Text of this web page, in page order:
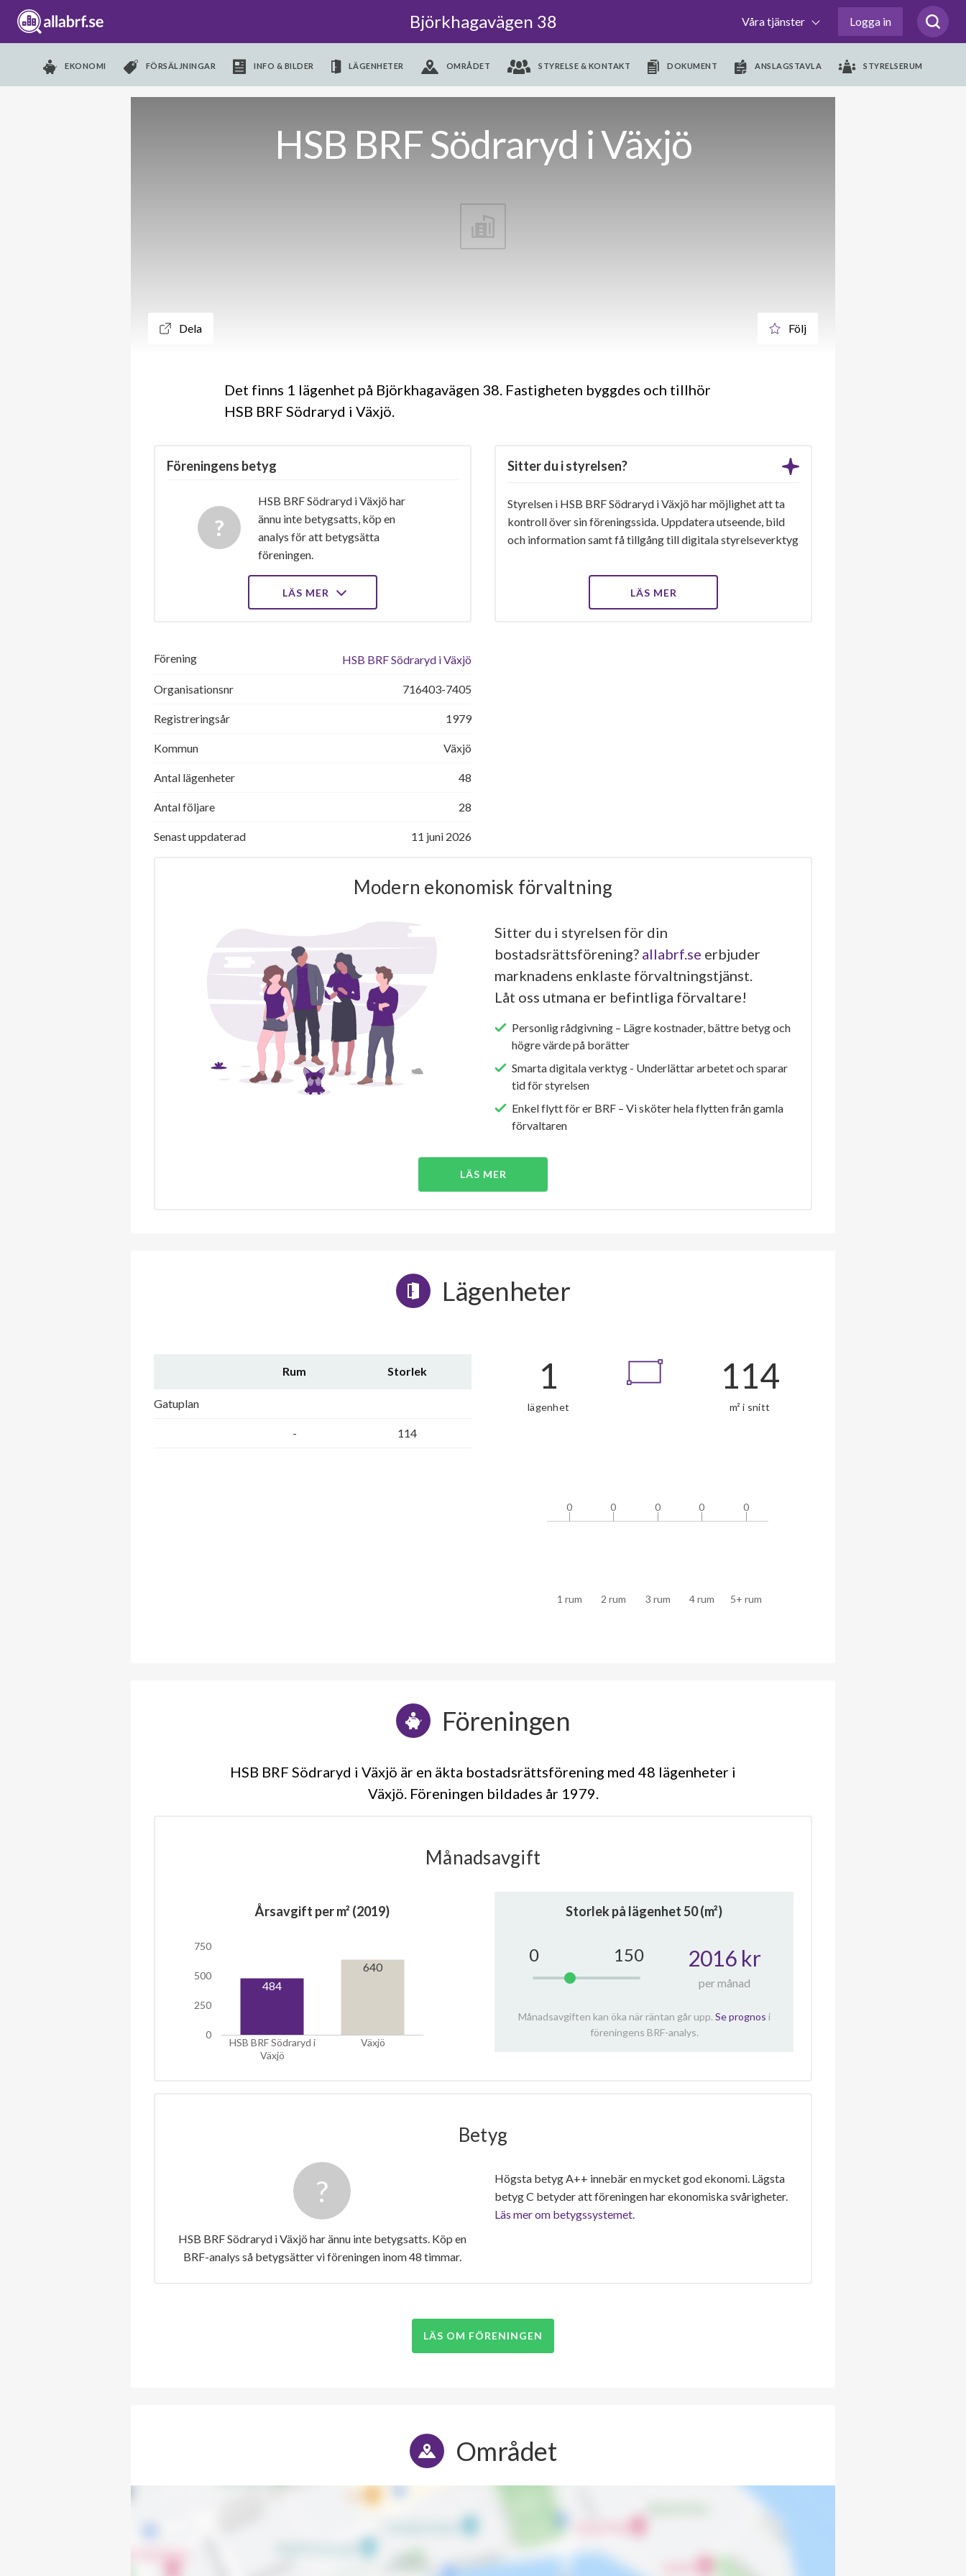
Björkhagavägen 38 Våra tjänster Logga in
EKONOMI FÖRSÄLJNINGAR INFO & BILDER LÄGENHETER OMRÅDET STYRELSE & KONTAKT DOKUMENT ANSLAGSTAVLA STYRELSERUM
HSB BRF Södraryd i Växjö
Dela Följ
Det finns 1 lägenhet på Björkhagavägen 38. Fastigheten byggdes och tillhör
HSB BRF Södraryd i Växjö.
Föreningens betyg
HSB BRF Södraryd i Växjö har
ännu inte betygsatts, köp en
analys för att betygsätta
föreningen.
LÄS MER
Sitter du i styrelsen?
Styrelsen i HSB BRF Södraryd i Växjö har möjlighet att ta
kontroll över sin föreningssida. Uppdatera utseende, bild
och information samt få tillgång till digitala styrelseverktyg
LÄS MER
Förening HSB BRF Södraryd i Växjö
Organisationsnr 716403-7405
Registreringsår 1979
Kommun Växjö
Antal lägenheter 48
Antal följare 28
Senast uppdaterad 11 juni 2026
Modern ekonomisk förvaltning
Sitter du i styrelsen för din
bostadsrättsförening? allabrf.se erbjuder
marknadens enklaste förvaltningstjänst.
Låt oss utmana er befintliga förvaltare!
Personlig rådgivning – Lägre kostnader, bättre betyg och
högre värde på borätter
Smarta digitala verktyg - Underlättar arbetet och sparar
tid för styrelsen
Enkel flytt för er BRF – Vi sköter hela flytten från gamla
förvaltaren
LÄS MER
Lägenheter
Rum Storlek
Gatuplan
- 114
1
lägenhet
114
m² i snitt
1 rum 2 rum 3 rum 4 rum 5+ rum
0
0 0
0 0
0 0
0 0
0
Föreningen
HSB BRF Södraryd i Växjö är en äkta bostadsrättsförening med 48 lägenheter i
Växjö. Föreningen bildades år 1979
Månadsavgift
Årsavgift per m² (2019)
HSB BRF Södraryd i
Växjö
Växjö
0
250
500
750
484
640
Storlek på lägenhet50(m²)
0 150 2016 kr
per månad
Månadsavgiften kan öka när räntan går upp. Se prognos i
föreningens BRF-analys.
Betyg
HSB BRF Södraryd i Växjö har ännu inte betygsatts. Köp en
BRF-analys så betygsätter vi föreningen inom 48 timmar.
Högsta betyg A++ innebär en mycket god ekonomi. Lägsta
betyg C betyder att föreningen har ekonomiska svårigheter.
Läs mer om betygssystemet.
LÄS OM FÖRENINGEN
Området